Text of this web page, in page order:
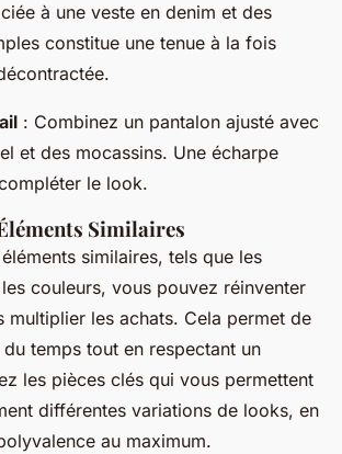
à une veste en denim et des
constitue une tenue à la fois
: Combinez un pantalon ajusté avec
et des mocassins. Une écharpe
le look.
Similaires
similaires, tels que les
couleurs, vous pouvez réinventer
multiplier les achats. Cela permet de
du temps tout en respectant un
les pièces clés qui vous permettent
différentes variations de looks, en
au maximum.